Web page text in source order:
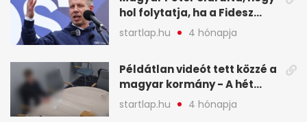
hol folytatja, ha a Fidesz
nyeri a választást - A hét
legfontosabb hírei
startlap.hu 4 hónapja
Példátlan videót tett közzé a
magyar kormány - A hét
legfontosabb hírei
képekben
startlap.hu 4 hónapja